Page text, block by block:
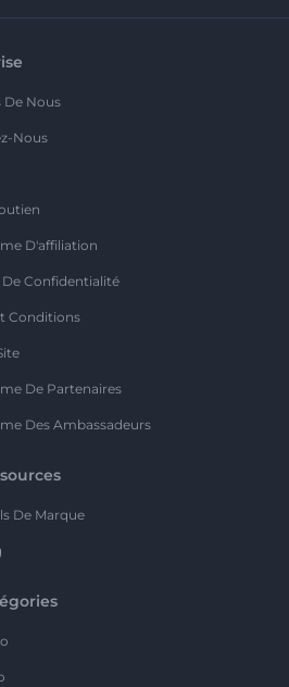
De Nous
Nous
D'affiliation
Confidentialité
Conditions
De Partenaires
Des Ambassadeurs
De Marque